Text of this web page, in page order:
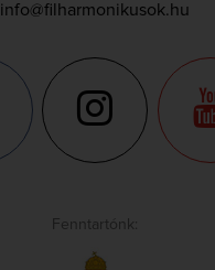
info@filharmonikusok.hu
Fenntartónk: